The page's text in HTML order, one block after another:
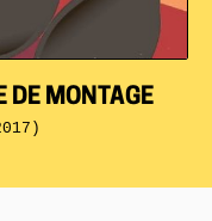
DE MONTAGE